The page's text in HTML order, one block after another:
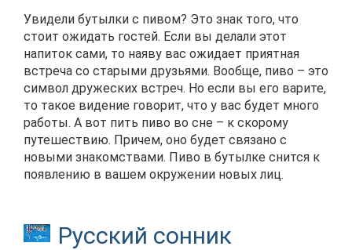
Увидели бутылки с пивом? Это знак того, что
стоит ожидать гостей. Если вы делали этот
напиток сами, то наяву вас ожидает приятная
встреча со старыми друзьями. Вообще, пиво – это
символ дружеских встреч. Но если вы его варите,
то такое видение говорит, что у вас будет много
работы. А вот пить пиво во сне – к скорому
путешествию. Причем, оно будет связано с
новыми знакомствами. Пиво в бутылке снится к
появлению в вашем окружении новых лиц.
Русский сонник